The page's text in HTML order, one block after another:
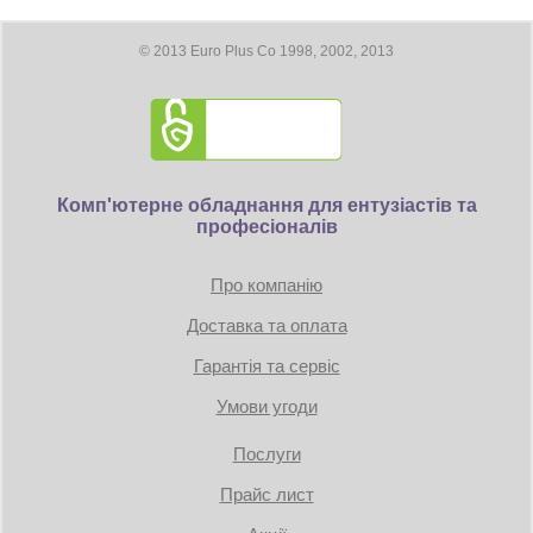
Длина видеокарты 248 мм
Требование к блоку питания:
© 2013 Euro Plus Co 1998, 2002, 2013
Комп'ютерне обладнання для ентузіастів та
професіоналів
Про компанію
Доставка та оплата
Гарантія та сервіс
Умови угоди
Послуги
Прайс лист